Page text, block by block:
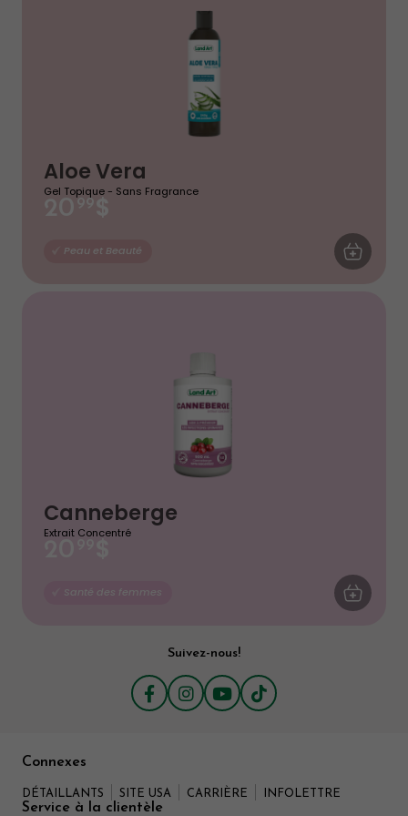
Aloe Vera
Gel Topique - Sans Fragrance
Peau et Beauté AJOUTER
Canneberge
Extrait Concentré
Santé des femmes AJOUTER
Suivez-nous!
Connexes
DÉTAILLANTS SITE USA CARRIÈRE INFOLETTRE
Service à la clientèle